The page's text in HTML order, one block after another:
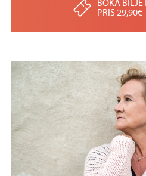
PRIS 29,90€